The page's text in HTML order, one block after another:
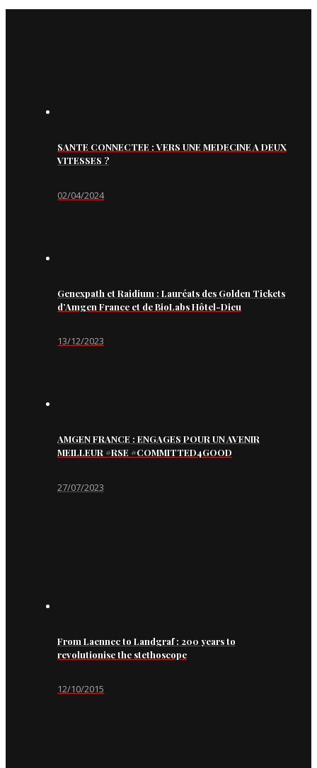
SANTE CONNECTEE : VERS UNE MEDECINE A DEUX
VITESSES ?
02/04/2024
Genexpath et Raidium : Lauréats des Golden Tickets
d’Amgen France et de BioLabs Hôtel-Dieu
13/12/2023
AMGEN FRANCE : ENGAGES POUR UN AVENIR
MEILLEUR #RSE #COMMITTED4GOOD
27/07/2023
From Laennec to Landgraf : 200 years to
revolutionise the stethoscope
12/10/2015